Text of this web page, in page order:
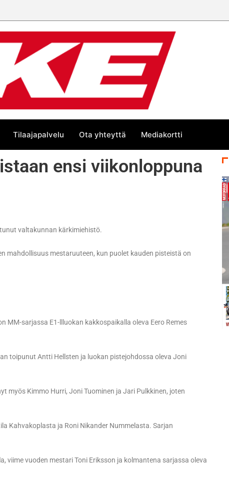
Tilaajapalvelu Ota yhteyttä Mediakortti
ensi viikonloppuna
valtakunnan kärkimiehistö.
mahdollisuus mestaruuteen, kun puolet kauden pisteistä on
sarjassa E1-llluokan kakkospaikalla oleva Eero Remes
toipunut Antti Hellsten ja luokan pistejohdossa oleva Joni
myös Kimmo Hurri, Joni Tuominen ja Jari Pulkkinen, joten
Kahvakoplasta ja Roni Nikander Nummelasta. Sarjan
viime vuoden mestari Toni Eriksson ja kolmantena sarjassa oleva